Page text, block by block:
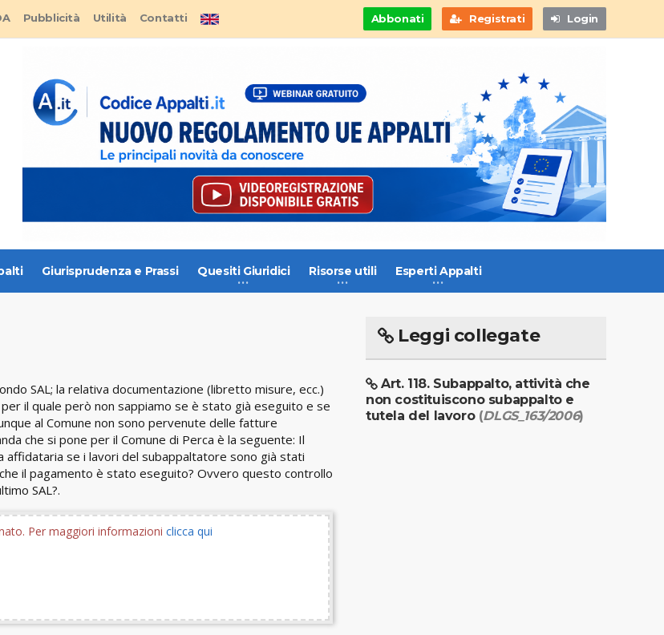
Abbonati Registrati Login
Pubblicità Utilità Contatti
Giurisprudenza e Prassi Quesiti Giuridici Risorse utili Esperti Appalti
SAL; la relativa documentazione (libretto misure, ecc.)
il quale però non sappiamo se è stato già eseguito e se
al Comune non sono pervenute delle fatture
che si pone per il Comune di Perca è la seguente: Il
affidataria se i lavori del subappaltatore sono già stati
il pagamento è stato eseguito? Ovvero questo controllo
SAL?.
Per maggiori informazioni clicca qui
Leggi collegate
Art. 118. Subappalto, attività che
non costituiscono subappalto e
tutela del lavoro (DLGS_163/2006)